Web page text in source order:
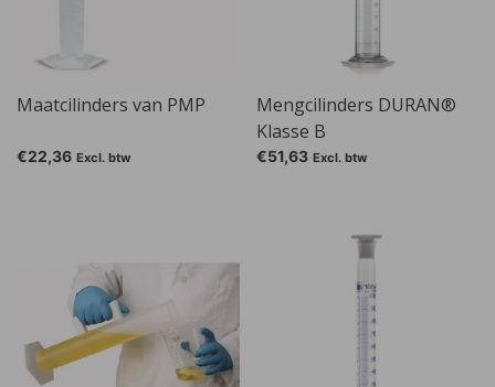
Maatcilinders van PMP
€22,36 Excl. btw
Mengcilinders DURAN®
Klasse B
€51,63 Excl. btw